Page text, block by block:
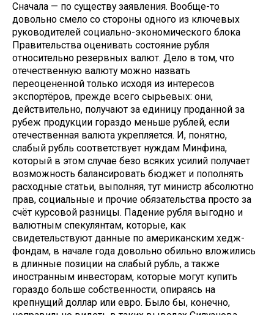
Сначала — по существу заявления. Вообще-то
довольно смело со стороны одного из ключевых
руководителей социально-экономического блока
Правительства оценивать состояние рубля
относительно резервных валют. Дело в том, что
отечественную валюту можно назвать
переоцененной только исходя из интересов
экспортёров, прежде всего сырьевых: они,
действительно, получают за единицу проданной за
рубеж продукции гораздо меньше рублей, если
отечественная валюта укрепляется. И, понятно,
слабый рубль соответствует нуждам Минфина,
который в этом случае безо всяких усилий получает
возможность балансировать бюджет и пополнять
расходные статьи, выполняя, тут министр абсолютно
прав, социальные и прочие обязательства просто за
счёт курсовой разницы. Падение рубля выгодно и
валютным спекулянтам, которые, как
свидетельствуют данные по американским хедж-
фондам, в начале года довольно обильно вложились
в длинные позиции на слабый рубль, а также
иностранным инвесторам, которые могут купить
гораздо больше собственности, опираясь на
крепнущий доллар или евро. Было бы, конечно,